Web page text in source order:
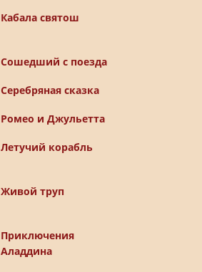
Кабала святош
Сошедший с поезда
Серебряная сказка
Ромео и Джульетта
Летучий корабль
Живой труп
Приключения
Аладдина